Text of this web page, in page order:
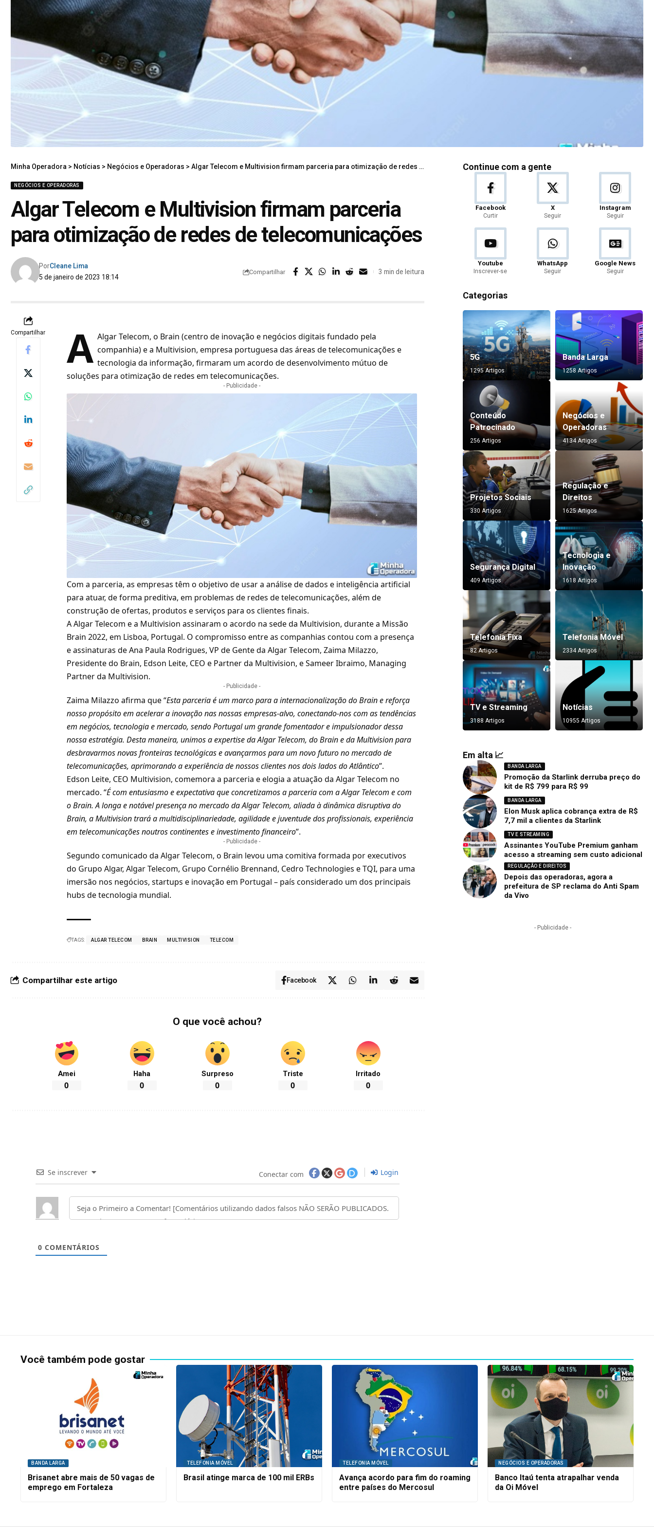
Minha Operadora > Notícias > Negócios e Operadoras > Algar Telecom e Multivision firmam parceria para otimização de redes de telecomunicações
NEGÓCIOS E OPERADORAS
Algar Telecom e Multivision firmam parceria
para otimização de redes de telecomunicações
5 de janeiro de 2023 18:14
PorCleane Lima
Compartilhar 3 min de leitura
Compartilhar A Algar Telecom, o Brain (centro de inovação e negócios digitais fundado pela
companhia)e a Multivision, empresa portuguesa das áreas de telecomunicações e
tecnologia da informação, firmaram um acordo de desenvolvimento mútuo de
soluções para otimização de redes em telecomunicações.
- Publicidade -
Com a parceria, as empresas têm o objetivo de usar a análise de dados e inteligência artificial
para atuar, de forma preditiva, em problemas de redes de telecomunicações, além de
construção de ofertas, produtos e serviços para os clientes finais.
A Algar Telecom e a Multivision assinaram o acordo na sede da Multivision, durante a Missão
Brain 2022, em Lisboa, Portugal. O compromisso entre as companhias contou com a presença
e assinaturas de Ana Paula Rodrigues, VP de Gente da Algar Telecom, Zaima Milazzo,
Presidente do Brain, Edson Leite, CEO e Partner da Multivision, e Sameer Ibraimo, Managing
Partner da Multivision.
- Publicidade -
Zaima Milazzo afirma que “Esta parceria é um marco para a internacionalização do Brain e reforça
nosso propósito em acelerar a inovação nas nossas empresas-alvo, conectando-nos com as tendências
em negócios, tecnologia e mercado, sendo Portugal um grande fomentador e impulsionador dessa
nossa estratégia. Desta maneira, unimos a expertise da Algar Telecom, do Brain e da Multivision para
desbravarmos novas fronteiras tecnológicas e avançarmos para um novo futuro no mercado de
telecomunicações, aprimorando a experiência de nossos clientes nos dois lados do Atlântico”.
Edson Leite, CEO Multivision, comemora a parceria e elogia a atuação da Algar Telecom no
mercado. “É com entusiasmo e expectativa que concretizamos a parceria com a Algar Telecom e com
o Brain. A longa e notável presença no mercado da Algar Telecom, aliada à dinâmica disruptiva do
Brain, a Multivision trará a multidisciplinariedade, agilidade e juventude dos profissionais, experiência
em telecomunicações noutros continentes e investimento financeiro”.
- Publicidade -
Segundo comunicado daAlgar Telecom, o Brain levou uma comitiva formada por executivos
do Grupo Algar, Algar Telecom, Grupo Cornélio Brennand, Cedro Technologies e TQI, para uma
imersão nos negócios, startups e inovação em Portugal – país considerado um dos principais
hubs de tecnologia mundial.
TAGS: ALGAR TELECOM BRAIN MULTIVISION TELECOM
Compartilhar este artigo Facebook
O que você achou?
Amei
0
Haha
0
Surpreso
0
Triste
0
Irritado
0
Se inscrever Conectar com Login
0 COMENTÁRIOS
Continue com a gente
Facebook
Curtir
X
Seguir
Instagram
Seguir
Youtube
Inscrever-se
WhatsApp
Seguir
Google News
Seguir
Categorias
5G
1295 Artigos
Banda Larga
1258 Artigos
Conteúdo
Patrocinado
256 Artigos
Negócios e
Operadoras
4134 Artigos
Projetos Sociais
330 Artigos
Regulação e
Direitos
1625 Artigos
Segurança Digital
409 Artigos
Tecnologia e
Inovação
1618 Artigos
Telefonia Fixa
82 Artigos
Telefonia Móvel
2334 Artigos
TV e Streaming
3188 Artigos
Notícias
10955 Artigos
Em alta 📈
BANDA LARGA
Promoção da Starlink derruba preço do
kit de R$ 799 para R$ 99
BANDA LARGA
Elon Musk aplica cobrança extra de R$
7,7 mil a clientes da Starlink
TV E STREAMING
Assinantes YouTube Premium ganham
acesso a streaming sem custo adicional
REGULAÇÃO E DIREITOS
Depois das operadoras, agora a
prefeitura de SP reclama do Anti Spam
da Vivo
- Publicidade -
Você também pode gostar
BANDA LARGA
Brisanet abre mais de 50 vagas de
emprego em Fortaleza
TELEFONIA MÓVEL
Brasil atinge marca de 100 mil ERBs
TELEFONIA MÓVEL
Avança acordo para fim do roaming
entre países do Mercosul
NEGÓCIOS E OPERADORAS
Banco Itaú tenta atrapalhar venda
da Oi Móvel